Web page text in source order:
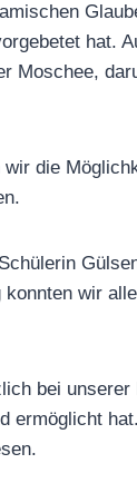
hat.
Moschee,
die
wir
bei
ermöglicht